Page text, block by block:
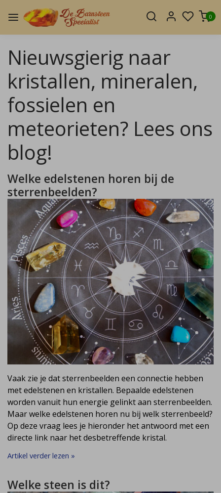
0
Nieuwsgierig naar
kristallen, mineralen,
fossielen en
meteorieten? Lees ons
blog!
Welke edelstenen horen bij de
sterrenbeelden?
Vaak zie je dat sterrenbeelden een connectie hebben
met edelstenen en kristallen. Bepaalde edelstenen
worden vanuit hun energie gelinkt aan sterrenbeelden.
Maar welke edelstenen horen nu bij welk sterrenbeeld?
Op deze vraag lees je hieronder het antwoord met een
directe link naar het desbetreffende kristal.
Artikel verder lezen »
Welke steen is dit?